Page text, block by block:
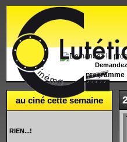
Accueil
programme
au ciné cette semaine
RIEN...!